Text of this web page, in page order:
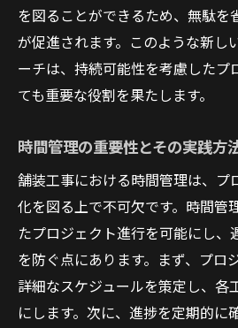
を図ることができるため、無駄を
が促進されます。このような新し
ーチは、持続可能性を考慮したプ
ても重要な役割を果たします。
時間管理の重要性とその実践方
舗装工事における時間管理は、プ
化を図る上で不可欠です。時間管
たプロジェクト進行を可能にし、
を防ぐ点にあります。まず、プロ
詳細なスケジュールを策定し、各
にします。次に、進捗を定期的に